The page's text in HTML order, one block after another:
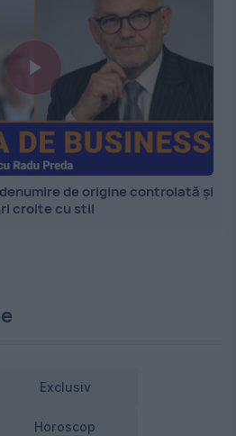
de origine controlată și
croite cu stil
Exclusiv
Horoscop